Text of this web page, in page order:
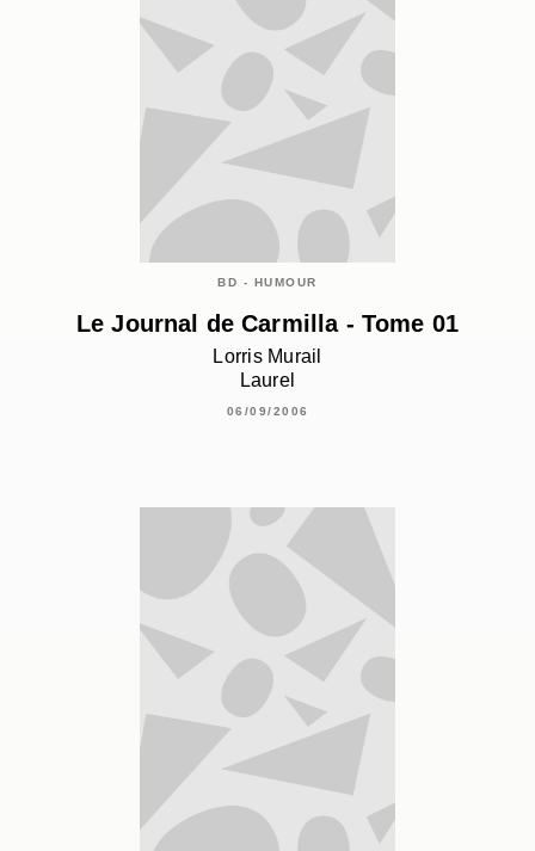
BD - HUMOUR
Le Journal de Carmilla - Tome 01
Lorris Murail
Laurel
06/09/2006